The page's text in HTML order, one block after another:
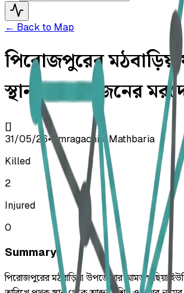
← Back to Map
পিরোজপুরের
স্থান থেকে ২ জনের
[]
31/05/26•Amragachia, Mathbaria
Killed
2
Injured
0
Summary
পিরোজপুরের মঠবাড়িয়া উপজেলার আমড়াগাছিয়া